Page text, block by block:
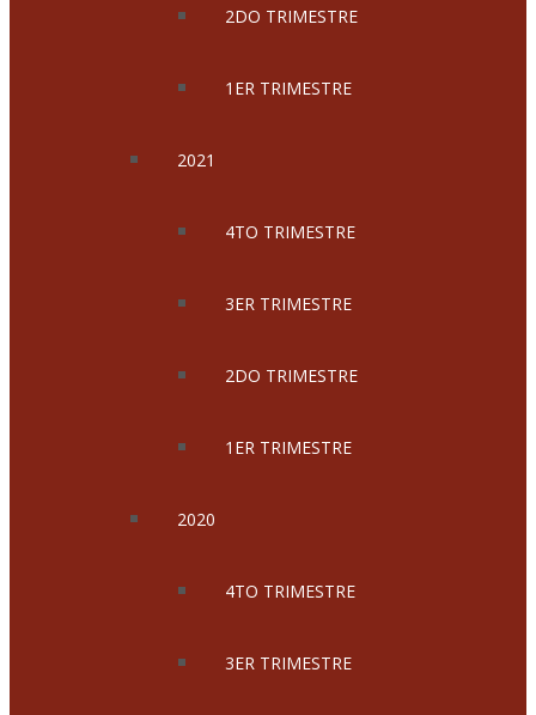
2DO TRIMESTRE
1ER TRIMESTRE
2021
4TO TRIMESTRE
3ER TRIMESTRE
2DO TRIMESTRE
1ER TRIMESTRE
2020
4TO TRIMESTRE
3ER TRIMESTRE